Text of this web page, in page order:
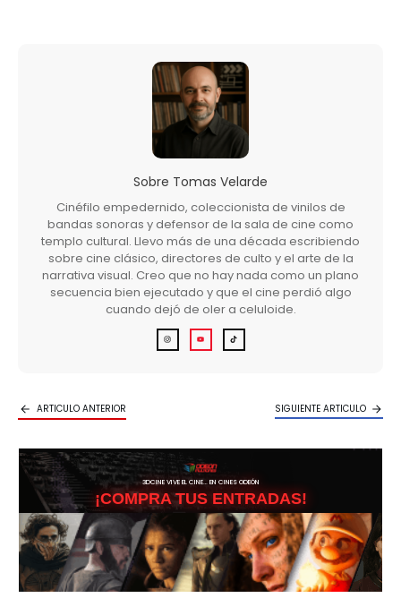
Sobre Tomas Velarde
Cinéfilo empedernido, coleccionista de vinilos de
bandas sonoras y defensor de la sala de cine como
templo cultural. Llevo más de una década escribiendo
sobre cine clásico, directores de culto y el arte de la
narrativa visual. Creo que no hay nada como un plano
secuencia bien ejecutado y que el cine perdió algo
cuando dejó de oler a celuloide.
ARTICULO ANTERIOR SIGUIENTE ARTICULO
3DCINE VIVE EL CINE… EN CINES ODEÓN
¡COMPRA TUS ENTRADAS!